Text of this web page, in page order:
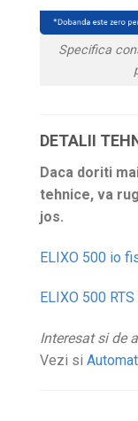
Specifica
DETALII
Daca doriti
tehnice, va
jos.
ELIXO 500 io
ELIXO 500
Interesat si de
Vezi si